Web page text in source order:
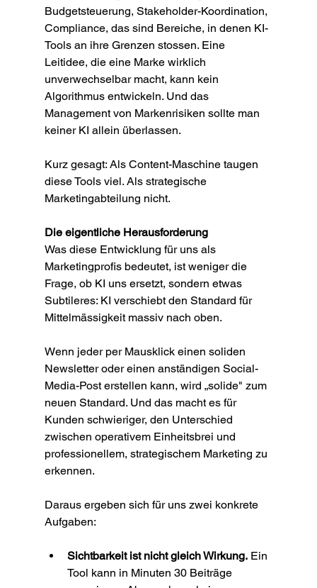
Budgetsteuerung, Stakeholder-Koordination,
Compliance, das sind Bereiche, in denen KI-
Tools an ihre Grenzen stossen. Eine
Leitidee, die eine Marke wirklich
unverwechselbar macht, kann kein
Algorithmus entwickeln. Und das
Management von Markenrisiken sollte man
keiner KI allein überlassen.
Kurz gesagt: Als Content-Maschine taugen
diese Tools viel. Als strategische
Marketingabteilung nicht.
Die eigentliche Herausforderung
Was diese Entwicklung für uns als
Marketingprofis bedeutet, ist weniger die
Frage, ob KI uns ersetzt, sondern etwas
Subtileres: KI verschiebt den Standard für
Mittelmässigkeit massiv nach oben.
Wenn jeder per Mausklick einen soliden
Newsletter oder einen anständigen Social-
Media-Post erstellen kann, wird „solide" zum
neuen Standard. Und das macht es für
Kunden schwieriger, den Unterschied
zwischen operativem Einheitsbrei und
professionellem, strategischem Marketing zu
erkennen.
Daraus ergeben sich für uns zwei konkrete
Aufgaben:
Sichtbarkeit ist nicht gleich Wirkung. Ein
Tool kann in Minuten 30 Beiträge